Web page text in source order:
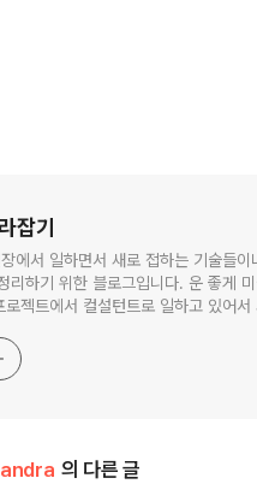
잡기
에서 일하면서 새로 접하는 기술들이
위한 블로그입니다. 운 좋게 미국에서
로젝트에서 컬설턴트로 일하고 있어서
대해 많은 분들과 정보를 공유하고 싶
의 다른 글